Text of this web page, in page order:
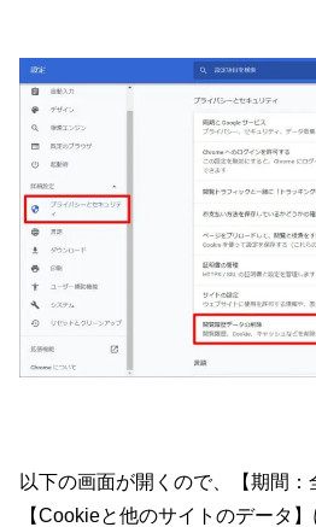
以下の画面が開くので、【期間：
【Cookieと他のサイトのデータ